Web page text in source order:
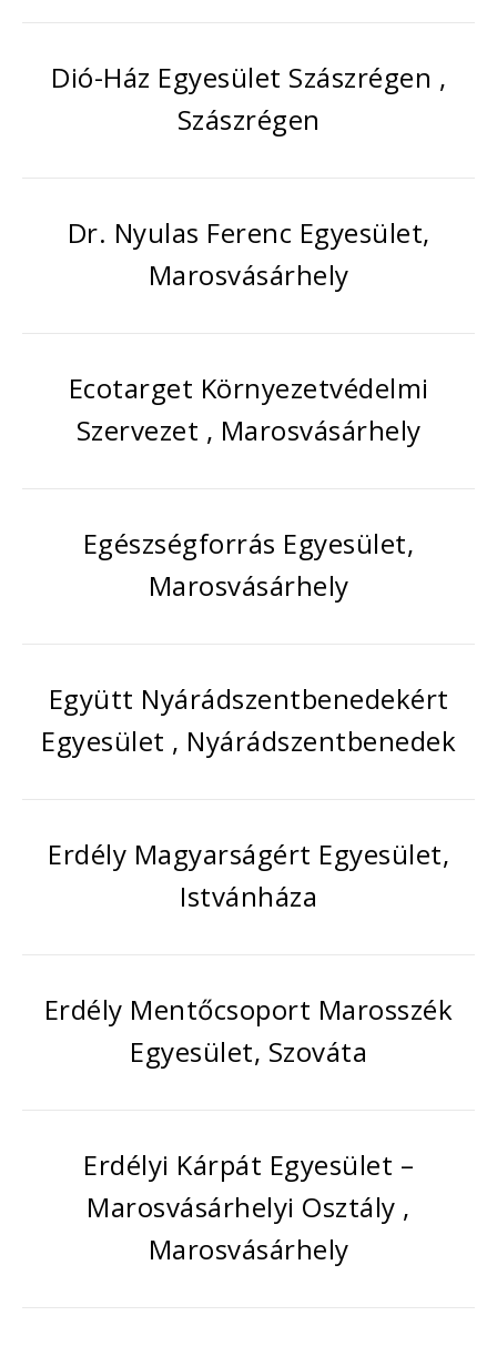
Dió-Ház Egyesület Szászrégen ,
Szászrégen
Dr. Nyulas Ferenc Egyesület,
Marosvásárhely
Ecotarget Környezetvédelmi
Szervezet , Marosvásárhely
Egészségforrás Egyesület,
Marosvásárhely
Együtt Nyárádszentbenedekért
Egyesület , Nyárádszentbenedek
Erdély Magyarságért Egyesület,
Istvánháza
Erdély Mentőcsoport Marosszék
Egyesület, Szováta
Erdélyi Kárpát Egyesület –
Marosvásárhelyi Osztály ,
Marosvásárhely